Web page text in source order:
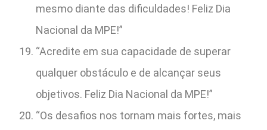
mesmo diante das dificuldades! Feliz Dia
Nacional da MPE!”
“Acredite em sua capacidade de superar
qualquer obstáculo e de alcançar seus
objetivos. Feliz Dia Nacional da MPE!”
“Os desafios nos tornam mais fortes, mais